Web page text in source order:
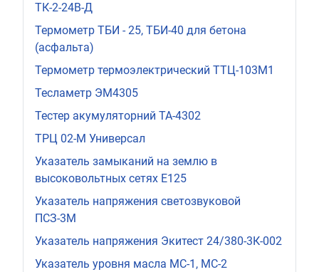
ТК-2-24В-Д
Термометр ТБИ - 25, ТБИ-40 для бетона
(асфальта)
Термометр термоэлектрический ТТЦ-103М1
Тесламетр ЭМ4305
Тестер акумуляторний ТА-4302
ТРЦ 02-М Универсал
Указатель замыканий на землю в
высоковольтных сетях Е125
Указатель напряжения светозвуковой
ПСЗ-3М
Указатель напряжения Экитест 24/380-3К-002
Указатель уровня масла МС-1, МС-2